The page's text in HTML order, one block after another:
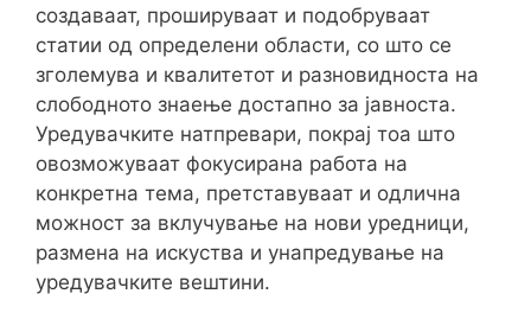
создаваат, прошируваат и подобруваат
статии од определени области, со што се
зголемува и квалитетот и разновидноста на
слободното знаење достапно за јавноста.
Уредувачките натпревари, покрај тоа што
овозможуваат фокусирана работа на
конкретна тема, претставуваат и одлична
можност за вклучување на нови уредници,
размена на искуства и унапредување на
уредувачките вештини.